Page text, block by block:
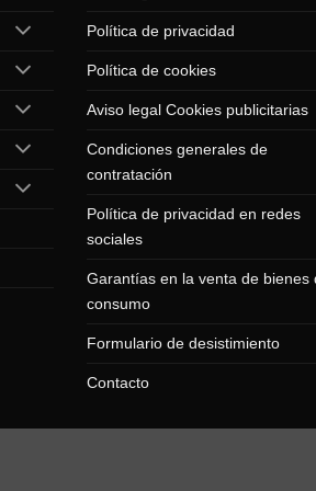
Política de privacidad
Política de cookies
Aviso legal Cookies publicitarias
Condiciones generales de
contratación
Política de privacidad en redes
sociales
Garantías en la venta de bienes
consumo
Formulario de desistimiento
Contacto